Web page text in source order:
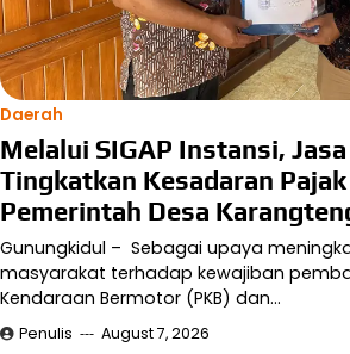
Daerah
Melalui SIGAP Instansi,
Tingkatkan Kesadaran
Pemerintah Desa
Gunungkidul – Sebagai upaya
masyarakat terhadap kewajiban
Kendaraan Bermotor (PKB) dan…
Penulis August 7, 2026